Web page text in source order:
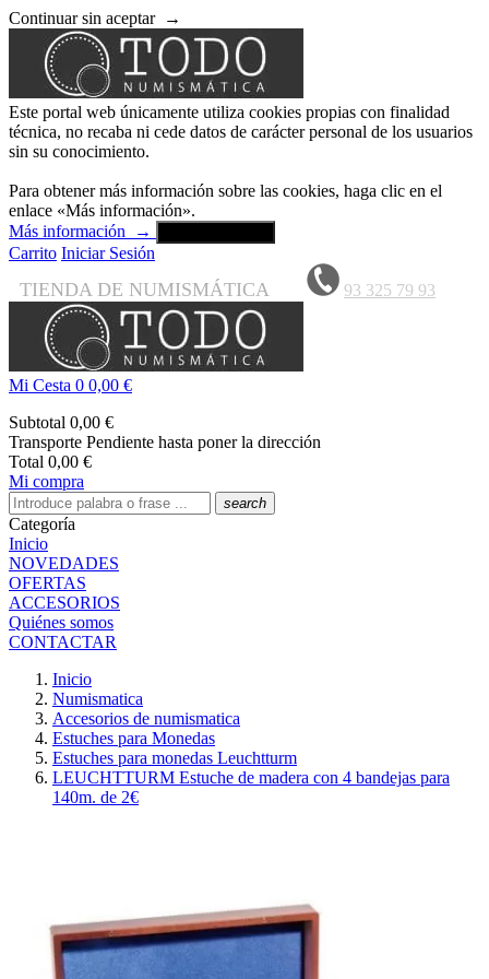
Continuar sin aceptar →
Este portal web únicamente utiliza cookies propias con finalidad
técnica, no recaba ni cede datos de carácter personal de los usuarios
sin su conocimiento.
Para obtener más información sobre las cookies, haga clic en el
enlace «Más información».
Más información
→
Carrito Iniciar Sesión
TIENDA DE NUMISMÁTICA 93 325 79 93
Mi Cesta 0 0,00 €
Subtotal 0,00 €
Transporte Pendiente hasta poner la dirección
Total 0,00 €
Mi compra
search
Categoría
Inicio
NOVEDADES
OFERTAS
ACCESORIOS
Quiénes somos
CONTACTAR
Inicio
Numismatica
Accesorios de numismatica
Estuches para Monedas
Estuches para monedas Leuchtturm
LEUCHTTURM Estuche de madera con 4 bandejas para
140m. de 2€